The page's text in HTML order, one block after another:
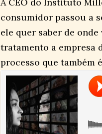
consumidor passou a
ele quer saber de
tratamento a empresa
processo que também